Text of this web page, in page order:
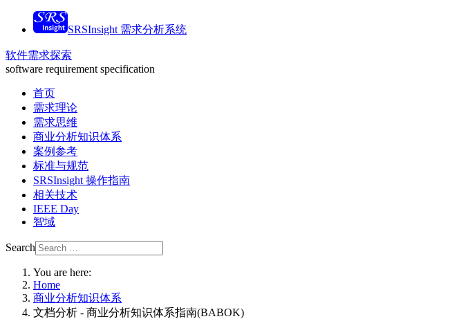
SRSInsight 需求分析系统
软件需求探索
software requirement specification
首页
需求理论
需求思维
商业分析知识体系
案例参考
标准与规范
SRSInsight 操作指南
相关技术
IEEE Day
智域
Search
You are here:
Home
商业分析知识体系
文档分析 - 商业分析知识体系指南(BABOK)